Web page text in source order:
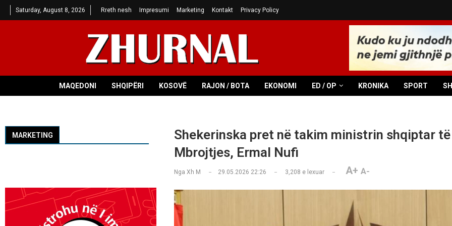
Saturday, August 8, 2026 Rreth nesh Impresumi Marketing Kontakt Privacy Policy
MAQEDONI SHQIPËRI KOSOVË RAJON / BOTA EKONOMI ED / OP KRONIKA SPORT
Shekerinska pret në takim ministrin shqiptar të
Mbrojtjes, Ermal Nufi
Nga Xh M 29.05.2026 22:26 3,208 e lexuar A+ A-
MARKETING